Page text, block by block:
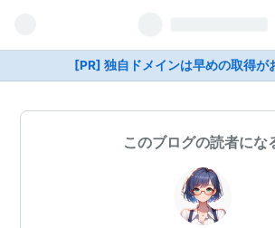
[PR] 独自ドメインは早めの取得が
このブログの読者にな